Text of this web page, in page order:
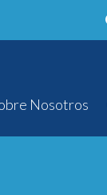
Nosotros